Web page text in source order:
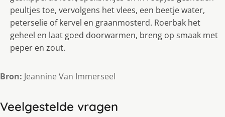
peultjes toe, vervolgens het vlees, een beetje water,
peterselie of kervel en graanmosterd. Roerbak het
geheel en laat goed doorwarmen, breng op smaak met
peper en zout.
Bron: Jeannine Van Immerseel
Veelgestelde vragen